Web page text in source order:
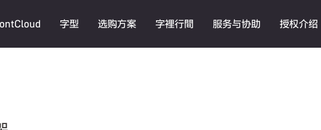
字型 选购方案 字裡行間 服务与协助 授权介绍